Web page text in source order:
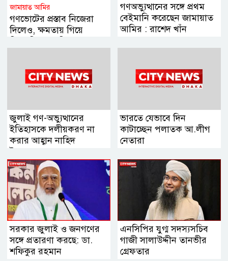
জামায়াত আমির
গণভোটের প্রস্তাব নিজেরা
দিলেও, ক্ষমতায় গিয়ে
গণঅভ্যুত্থানের সঙ্গে প্রথম
বেইমানি করেছেন জামায়াত
আমির : রাশেদ খাঁন
জুলাই গণ-অভ্যুত্থানের
ইতিহাসকে দলীয়করণ না
করার আহ্বান নাহিদ
ইসলামের
ভারতে যেভাবে দিন
কাটাচ্ছেন পলাতক আ.লীগ
নেতারা
সরকার জুলাই ও জনগণের
সঙ্গে প্রতারণা করছে: ডা.
শফিকুর রহমান
এনসিপির যুগ্ম সদস্যসচিব
গাজী সালাউদ্দীন তানভীর
গ্রেফতার